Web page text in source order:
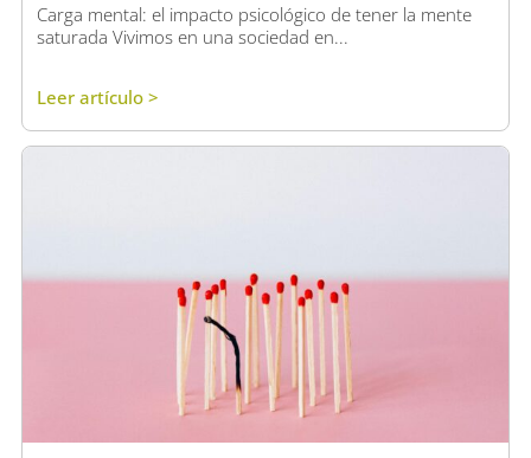
Carga mental: el impacto psicológico de tener la mente
saturada Vivimos en una sociedad en...
Leer artículo >